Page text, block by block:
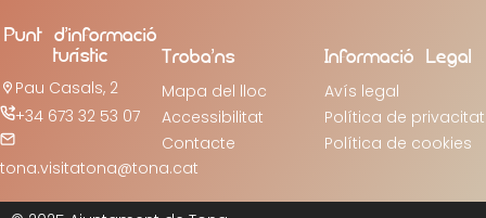
Punt d’informació
turístic
Pau Casals, 2
+34 673 32 53 07
tona.visitatona@tona.cat
Troba’ns
Mapa del lloc
Accessibilitat
Contacte
Informació Legal
Avís legal
Política de privacitat
Política de cookies